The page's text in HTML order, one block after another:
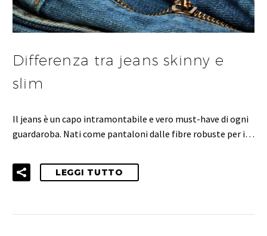
Differenza tra jeans skinny e
slim
Il jeans è un capo intramontabile e vero must-have di ogni
guardaroba. Nati come pantaloni dalle fibre robuste per i…
LEGGI TUTTO